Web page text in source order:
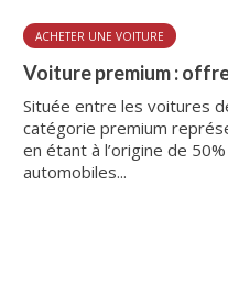
ACHETER UNE VOITURE
Voiture premium :
Située entre les voitures
catégorie premium
en étant à l’origine de
automobiles...